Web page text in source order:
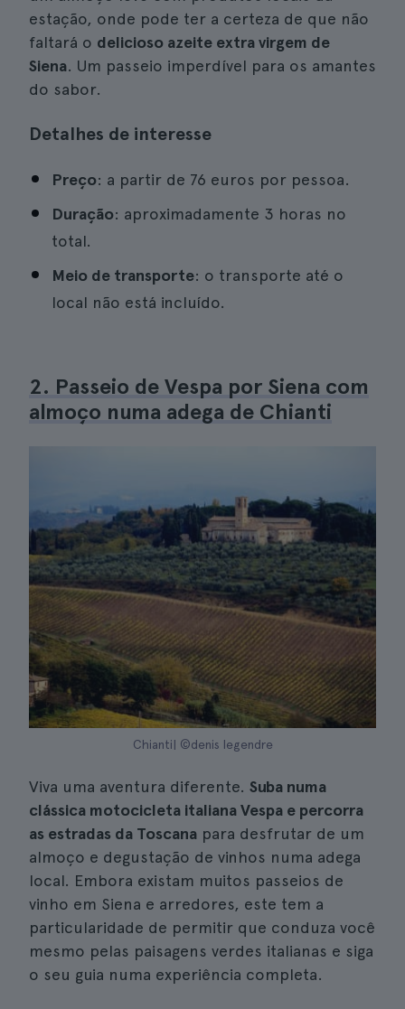
estação, onde pode ter a certeza de que não
faltará o delicioso azeite extra virgem de
Siena. Um passeio imperdível para os amantes
do sabor.
Detalhes de interesse
Preço: a partir de 76 euros por pessoa.
Duração: aproximadamente 3 horas no
total.
Meio de transporte: o transporte até o
local não está incluído.
2. Passeio de Vespa por Siena com
almoço numa adega de Chianti
Chianti| ©denis legendre
Viva uma aventura diferente. Suba numa
clássica motocicleta italiana Vespa e percorra
as estradas da Toscana para desfrutar de um
almoço e degustação de vinhos numa adega
local. Embora existam muitos passeios de
vinho em Siena e arredores, este tem a
particularidade de permitir que conduza você
mesmo pelas paisagens verdes italianas e siga
o seu guia numa experiência completa.